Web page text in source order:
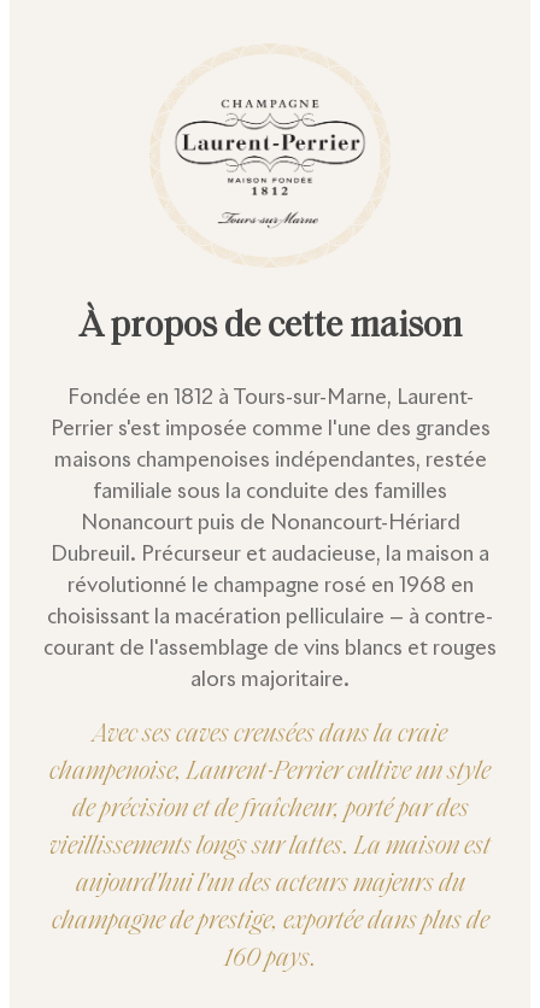
À propos de cette maison
Fondée en 1812 à Tours-sur-Marne, Laurent-
Perrier s'est imposée comme l'une des grandes
maisons champenoises indépendantes, restée
familiale sous la conduite des familles
Nonancourt puis de Nonancourt-Hériard
Dubreuil. Précurseur et audacieuse, la maison a
révolutionné le champagne rosé en 1968 en
choisissant la macération pelliculaire — à contre-
courant de l'assemblage de vins blancs et rouges
alors majoritaire.
Avec ses caves creusées dans la craie
champenoise, Laurent-Perrier cultive un style
de précision et de fraîcheur, porté par des
vieillissements longs sur lattes. La maison est
aujourd'hui l'un des acteurs majeurs du
champagne de prestige, exportée dans plus de
160 pays.